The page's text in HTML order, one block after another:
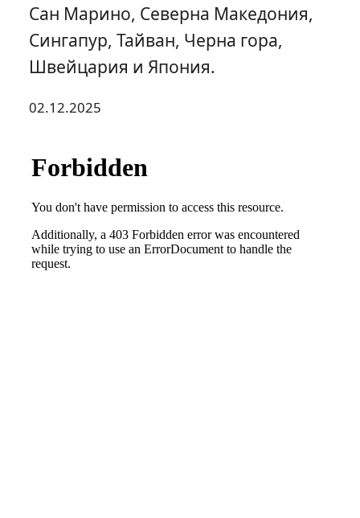
Сан Марино, Северна Македония,
Сингапур, Тайван, Черна гора,
Швейцария и Япония.
02.12.2025